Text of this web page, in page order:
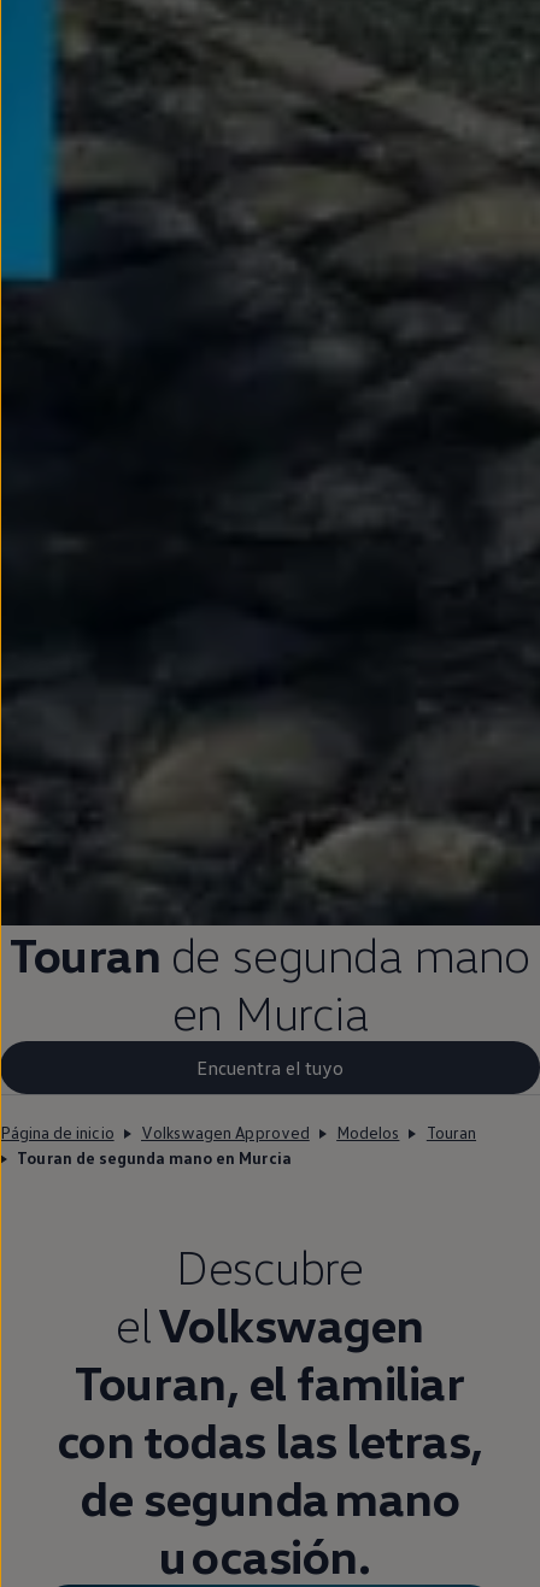
Touran de segunda mano
en Murcia
Encuentra el tuyo
Página de inicio Volkswagen Approved Modelos
Touran
Touran de segunda mano en Murcia
Descubre
elVolkswagen
Touran, el familiar
con todas las letras,
de segundamano
u ocasión.